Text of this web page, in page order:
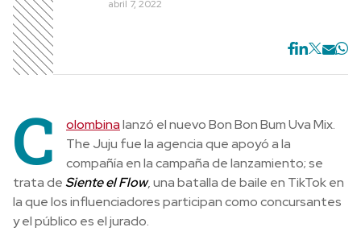
abril 7, 2022
C olombinalanzó el nuevo Bon Bon Bum Uva Mix.
The Juju fue la agencia que apoyó a la
compañía en la campaña de lanzamiento; se
trata deSiente el Flow, una batalla de baile en TikTok en
la que los influenciadores participan como concursantes
y el público es el jurado.